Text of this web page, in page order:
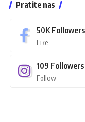
Pratite nas
50K Followers
Like
109 Followers
Follow